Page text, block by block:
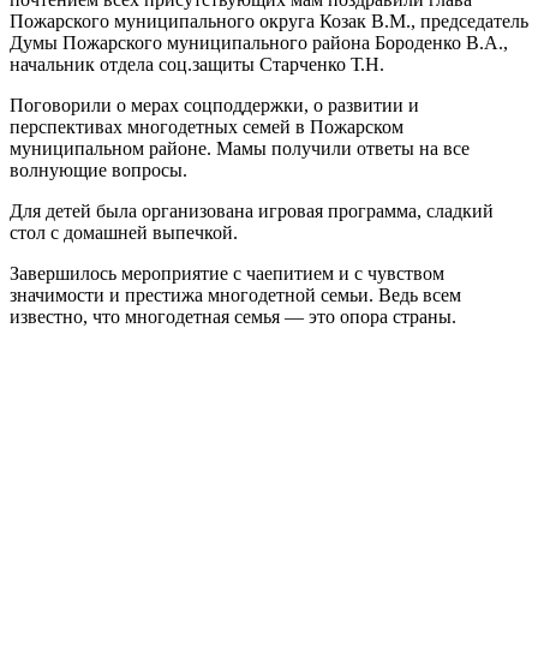
Пожарского муниципального округа Козак В.М., председатель
Думы Пожарского муниципального района Бороденко В.А.,
начальник отдела соц.защиты Старченко Т.Н.
Поговорили о мерах соцподдержки, о развитии и
перспективах многодетных семей в Пожарском
муниципальном районе. Мамы получили ответы на все
волнующие вопросы.
Для детей была организована игровая программа, сладкий
стол с домашней выпечкой.
Завершилось мероприятие с чаепитием и с чувством
значимости и престижа многодетной семьи. Ведь всем
известно, что многодетная семья — это опора страны.